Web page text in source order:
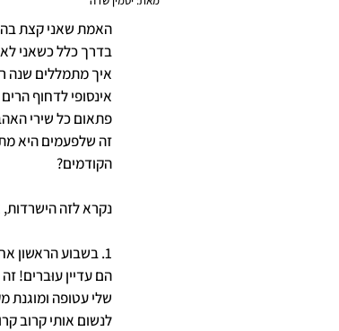
האמת שאני קצת
בדרך כלל כשאני
איך מתמללים שנה
אינסופי לדחוף
פתאום כל שירי
זה שלפעמים היא
הקודמים?
נקרא לזה
1. בשבוע הראשון
הם עדיין עוּברים!
שלי עטופה ומוגנת
לנשום אותי קרוב